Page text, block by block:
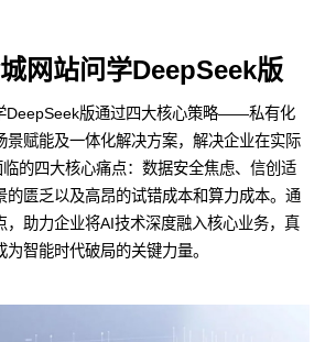
网站问学DeepSeek版
DeepSeek版通过四大核心策略——私有化
景赋能及一体化解决方案，解决企业在实际
的四大核心痛点：数据安全焦虑、信创适
的匮乏以及高昂的试错成本和算力成本。通
，助力企业将AI技术深度融入核心业务，真
智能时代破局的关键力量。